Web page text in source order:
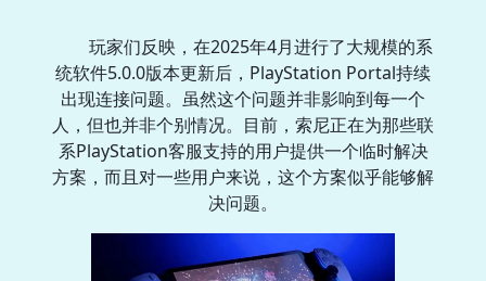
玩家们反映，在2025年4月进行了大规模的系
统软件5.0.0版本更新后，PlayStation Portal持续
出现连接问题。虽然这个问题并非影响到每一个
人，但也并非个别情况。目前，索尼正在为那些联
系PlayStation客服支持的用户提供一个临时解决
方案，而且对一些用户来说，这个方案似乎能够解
决问题。